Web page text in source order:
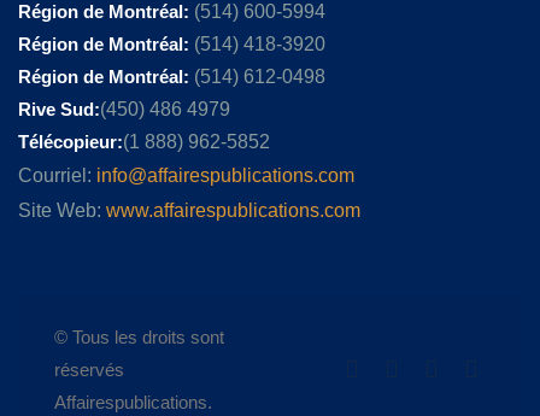
Région de Montréal: (514) 600-5994
Région de Montréal: (514) 418-3920
Région de Montréal: (514) 612-0498
Rive Sud:(450) 486 4979
Télécopieur:(1 888) 962-5852
Courriel: info@affairespublications.com
Site Web: www.affairespublications.com
© Tous les droits sont
réservés
Affairespublications.